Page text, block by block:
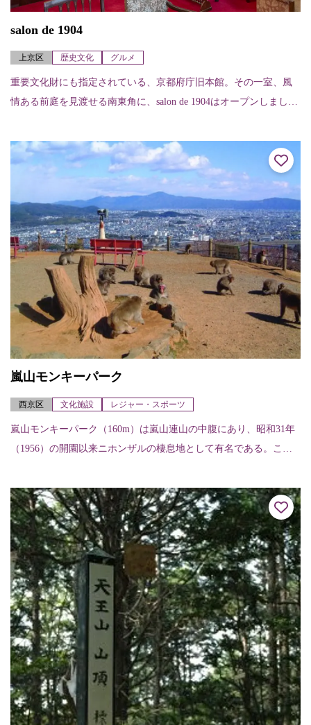
salon de 1904
上京区 歴史文化 グルメ
重要文化財にも指定されている、京都府庁旧本館。その一室、風
情ある前庭を見渡せる南東角に、salon de 1904はオープンしまし
まま活...
嵐山モンキーパーク
西京区 文化施設 レジャー・スポーツ
嵐山モンキーパーク（160m）は嵐山連山の中腹にあり、昭和31年
（1956）の開園以来ニホンザルの棲息地として有名である。ここ
下におさめ...